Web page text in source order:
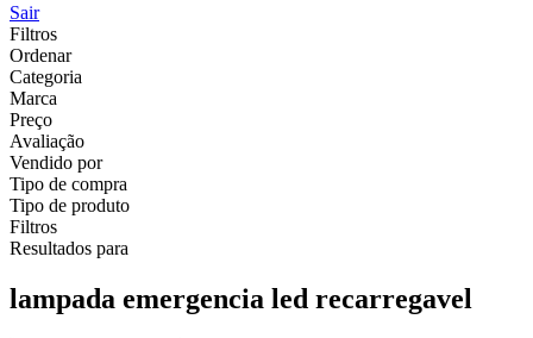
Sair
Filtros
Ordenar
Categoria
Marca
Preço
Avaliação
Vendido por
Tipo de compra
Tipo de produto
Filtros
Resultados para
lampada emergencia led recarregavel